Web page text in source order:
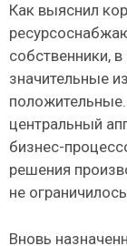
Как выяснил
собственники,
значительные
центральный
бизнес-
решения
не
Вновь